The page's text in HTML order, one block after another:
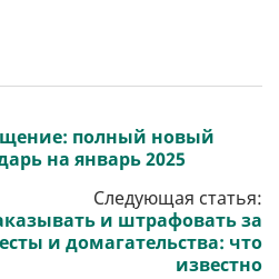
полный новый
на январь 2025
Следующая статья:
и штрафовать за
и домагательства: что
известно